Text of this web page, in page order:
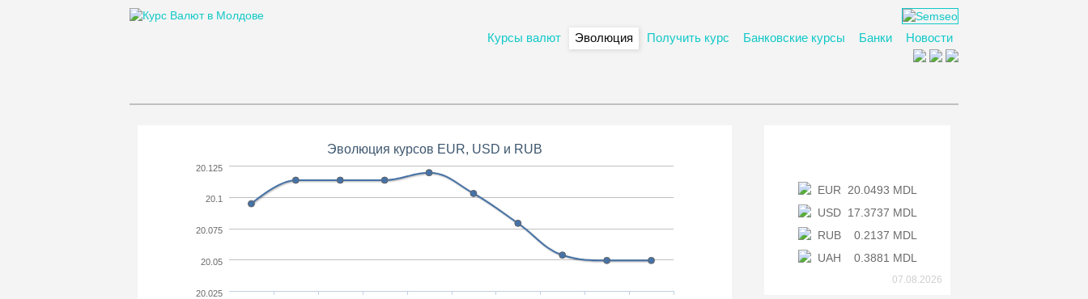
Курсы валют Эволюция Получить курс Банковские курсы Банки Новости
Эволюция курсов EUR, USD и RUB
20.1
20.025
20.05
20.075
20.125
EUR
20.0493 MDL
USD 17.3737 MDL
RUB
0.2137 MDL
UAH
0.3881 MDL
07.08.2026